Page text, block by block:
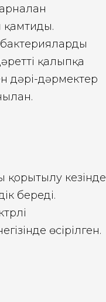
қамтиды.
қалыпқа
дәрі-дәрмектер
қорытылу кезінде
береді.
өсірілген.